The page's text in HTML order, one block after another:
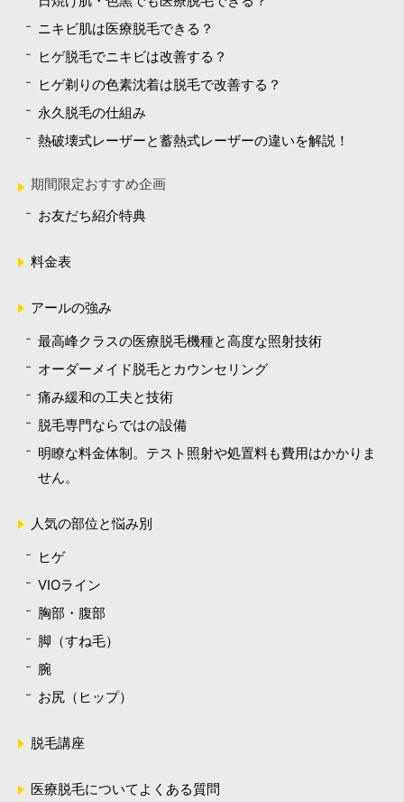
ニキビ肌は医療脱毛できる？
ヒゲ脱毛でニキビは改善する？
ヒゲ剃りの色素沈着は脱毛で改善する？
永久脱毛の仕組み
熱破壊式レーザーと蓄熱式レーザーの違いを解説！
期間限定おすすめ企画
お友だち紹介特典
料金表
アールの強み
最高峰クラスの医療脱毛機種と高度な照射技術
オーダーメイド脱毛とカウンセリング
痛み緩和の工夫と技術
脱毛専門ならではの設備
明瞭な料金体制。テスト照射や処置料も費用はかかりま
せん。
人気の部位と悩み別
ヒゲ
VIOライン
胸部・腹部
脚（すね毛）
腕
お尻（ヒップ）
脱毛講座
医療脱毛についてよくある質問